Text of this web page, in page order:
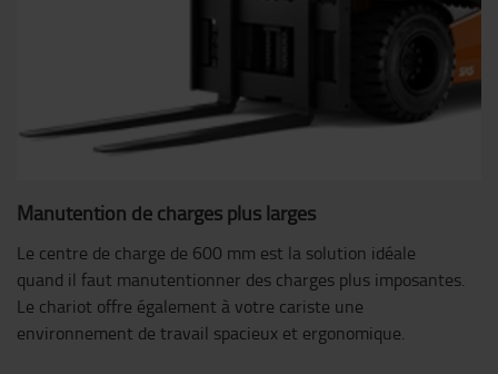
Manutention de charges plus larges
Le centre de charge de 600 mm est la solution idéale
quand il faut manutentionner des charges plus imposantes.
Le chariot offre également à votre cariste une
environnement de travail spacieux et ergonomique.